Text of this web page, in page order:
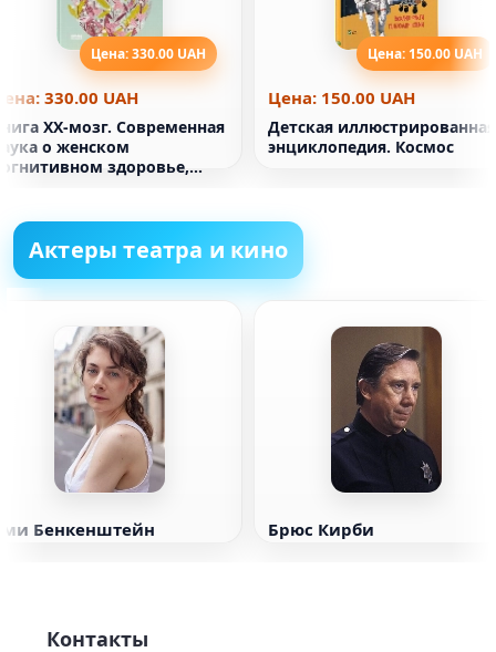
Цена: 330.00 UAH
330.00 UAH
ХХ-мозг. Современная
о женском
здоровье,
Цена: 150.00 UAH
Цена: 150.00 UAH
Детская иллюстрированная
энциклопедия. Космос
Актеры театра и кино
Бенкенштейн Брюс Кирби
Контакты